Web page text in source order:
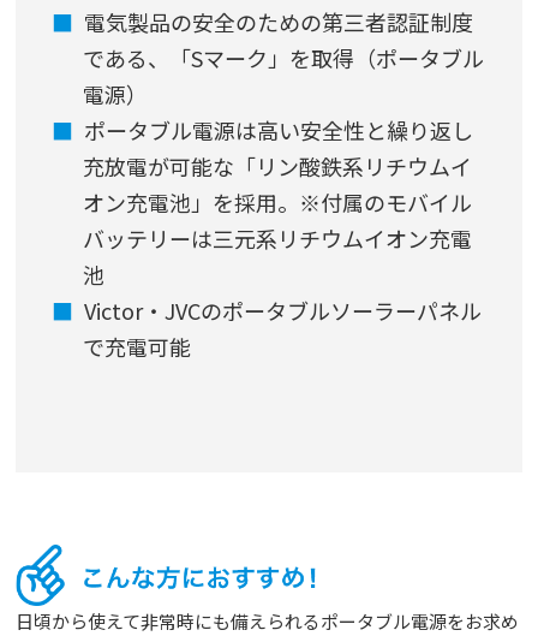
電気製品の安全のための第三者認証制度
である、「Sマーク」を取得（ポータブル
電源）
ポータブル電源は高い安全性と繰り返し
充放電が可能な「リン酸鉄系リチウムイ
オン充電池」を採用。※付属のモバイル
バッテリーは三元系リチウムイオン充電
池
Victor・JVCのポータブルソーラーパネル
で充電可能
日頃から使えて非常時にも備えられるポータブル電源をお求め